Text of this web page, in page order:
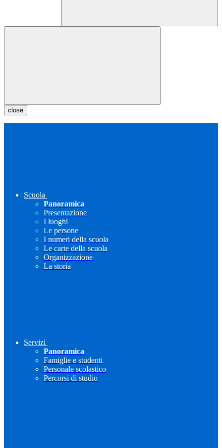
close
Scuola
Panoramica
Presentazione
I luoghi
Le persone
I numeri della scuola
Le carte della scuola
Organizzazione
La storia
Servizi
Panoramica
Famiglie e studenti
Personale scolastico
Percorsi di studio